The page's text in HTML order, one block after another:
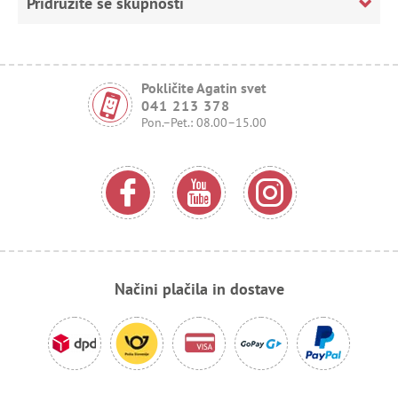
Pokličite Agatin svet
041 213 378
Pon.–Pet.: 08.00–15.00
Načini plačila in dostave